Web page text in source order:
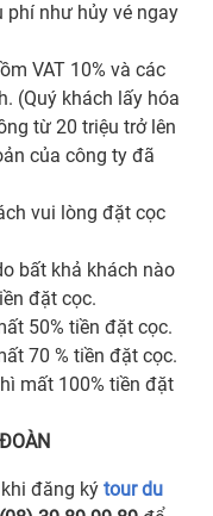
như hủy vé ngay
VAT 10% và các
(Quý khách lấy hóa
từ 20 triệu trở lên
của công ty đã
vui lòng đặt cọc
bất khả khách nào
đặt cọc.
50% tiền đặt cọc.
70 % tiền đặt cọc.
mất 100% tiền đặt
đăng ký tour du